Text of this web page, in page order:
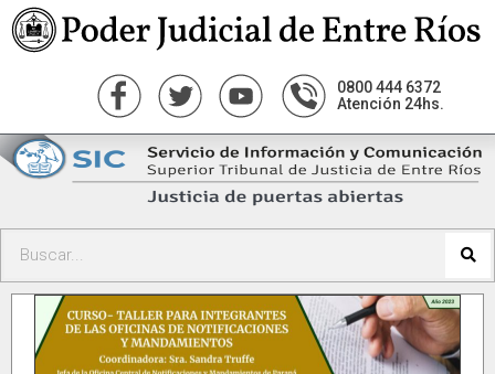
0800 444 6372
Atención 24hs.